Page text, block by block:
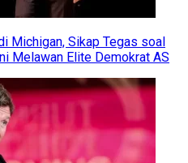
Michigan, Sikap Tegas soal
Melawan Elite Demokrat AS